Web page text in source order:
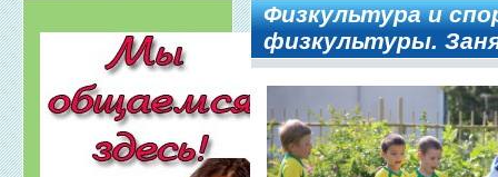
Физкультура и
физкультуры.